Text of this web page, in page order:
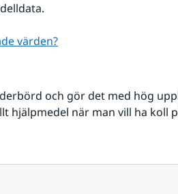
värden?
och gör det med hög
hjälpmedel när man vill ha koll